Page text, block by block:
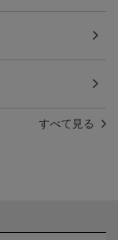
すべて見る